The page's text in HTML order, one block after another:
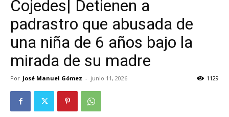
Cojedes| Detienen a
padrastro que abusada de
una niña de 6 años bajo la
mirada de su madre
Por José Manuel Gómez - junio 11, 2026 1129